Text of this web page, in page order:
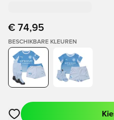
€ 74,95
BESCHIKBARE KLEUREN